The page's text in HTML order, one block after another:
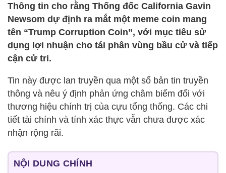
Thông tin cho rằng Thống đốc California Gavin
Newsom dự định ra mắt một meme coin mang
tên “Trump Corruption Coin”, với mục tiêu sử
dụng lợi nhuận cho tái phân vùng bầu cử và tiếp
cận cử tri.
Tin này được lan truyền qua một số bản tin truyền
thông và nêu ý định phản ứng châm biếm đối với
thương hiệu chính trị của cựu tổng thống. Các chi
tiết tài chính và tính xác thực vẫn chưa được xác
nhận rộng rãi.
NỘI DUNG CHÍNH